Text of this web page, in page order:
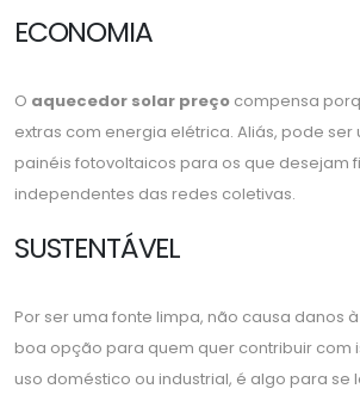
ECONOMIA
O aquecedor solar preço compensa
extras com energia elétrica. Aliás, pode ser
painéis fotovoltaicos para os que desejam
independentes das redes coletivas.
SUSTENTÁVEL
Por ser uma fonte limpa, não causa danos
boa opção para quem quer contribuir com
uso doméstico ou industrial, é algo para se